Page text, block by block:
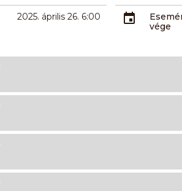
2025. április 26. 6:00
vége